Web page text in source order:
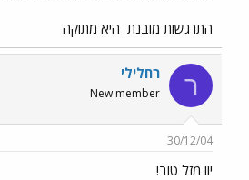
התרגשות מובנת היא מתוקה
ר רחלילי
New member
30/12/04
יוו מזל טוב!